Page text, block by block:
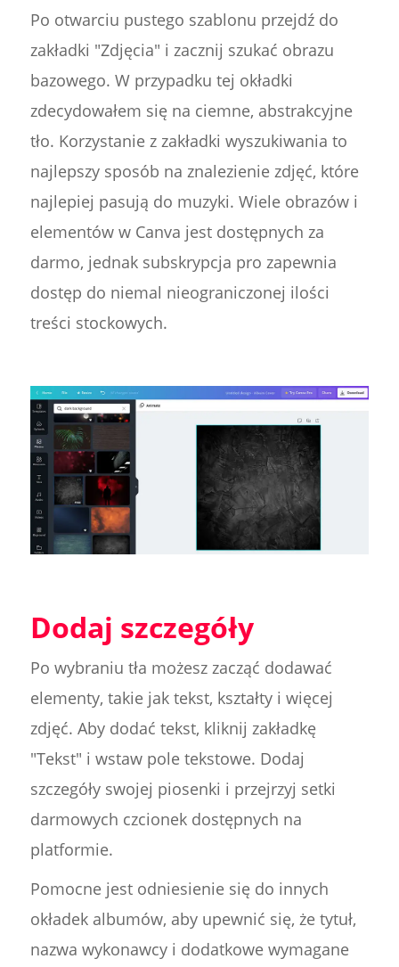
Po otwarciu pustego szablonu przejdź do
zakładki "Zdjęcia" i zacznij szukać obrazu
bazowego. W przypadku tej okładki
zdecydowałem się na ciemne, abstrakcyjne
tło. Korzystanie z zakładki wyszukiwania to
najlepszy sposób na znalezienie zdjęć, które
najlepiej pasują do muzyki. Wiele obrazów i
elementów w Canva jest dostępnych za
darmo, jednak subskrypcja pro zapewnia
dostęp do niemal nieograniczonej ilości
treści stockowych.
Dodaj szczegóły
Po wybraniu tła możesz zacząć dodawać
elementy, takie jak tekst, kształty i więcej
zdjęć. Aby dodać tekst, kliknij zakładkę
"Tekst" i wstaw pole tekstowe. Dodaj
szczegóły swojej piosenki i przejrzyj setki
darmowych czcionek dostępnych na
platformie.
Pomocne jest odniesienie się do innych
okładek albumów, aby upewnić się, że tytuł,
nazwa wykonawcy i dodatkowe wymagane